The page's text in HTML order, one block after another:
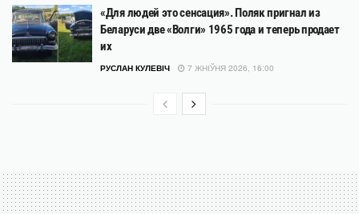
«Для людей это сенсация». Поляк пригнал из
Беларуси две «Волги» 1965 года и теперь продает
их
РУСЛАН КУЛЕВІЧ 7 ЖНІЎНЯ 2026, 16:00